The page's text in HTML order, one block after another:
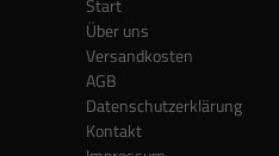
Start
Über uns
Versandkosten
AGB
Datenschutzerklärung
Kontakt